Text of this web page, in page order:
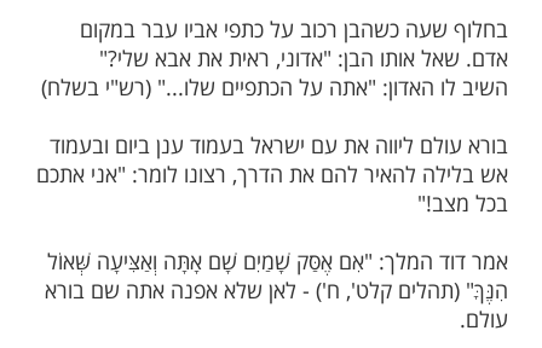
בנו על כתפו ויצא לדרך. בדרך ראה הבן חפץ
וביקש: "אבא, תוכל להרים לי את החפץ?"
ראה הבן חפץ על הריצפה וביקש מאביו שייתן
אביו ונתן את החפץ לבנו, בחלוף צעדים
כשהבן רכוב על כתפי אביו עבר במקום